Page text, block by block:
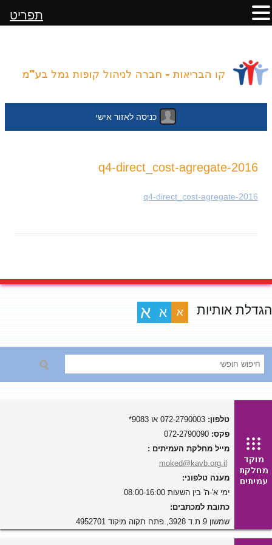
כניסה לאזור אישי
לתוכן
2016-q4-direct_cost-agregate
2016-q4-direct_cost-agregate
הגדלת אותיות א א א
טלפון:
פקס:
מייל מחלקת העמיתים :
moked@kavb.org.il
מענה טלפוני:
ימי א'-ה' בין השעות 08:00-16:00
כתובת למכתבים:
שמשון 9 ת.ד 3928, פתח תקוה מיקוד 4952701
תפריט